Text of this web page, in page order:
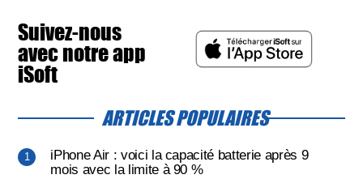
Suivez-nous
avec notre app
iSoft
ARTICLES POPULAIRES
iPhone Air : voici la capacité batterie après 9
mois avec la limite à 90 %